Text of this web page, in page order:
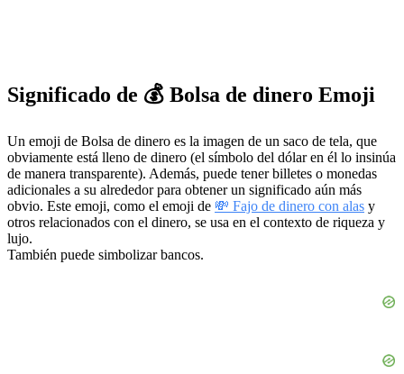
Significado de 💰 Bolsa de dinero Emoji
Un emoji de Bolsa de dinero es la imagen de un saco de tela, que
obviamente está lleno de dinero (el símbolo del dólar en él lo insinúa
de manera transparente). Además, puede tener billetes o monedas
adicionales a su alrededor para obtener un significado aún más
obvio. Este emoji, como el emoji de 💸 Fajo de dinero con alas y
otros relacionados con el dinero, se usa en el contexto de riqueza y
lujo.
También puede simbolizar bancos.